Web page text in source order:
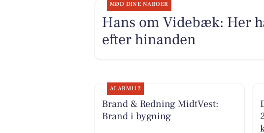
MØD DINE NABOER
Hans om Videbæk: Her
efter hinanden
ALARM112
Brand & Redning MidtVest:
Brand i bygning